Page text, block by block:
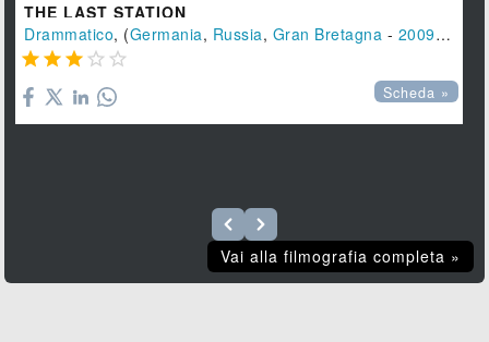
THE LAST STATION
Drammatico, (Germania, Russia, Gran Bretagna - 2009), 112
    
Scheda »
Vai alla filmografia completa »